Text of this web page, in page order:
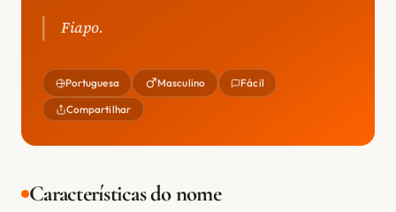
Fiapo.
Portuguesa Masculino Fácil
Compartilhar
Características do nome